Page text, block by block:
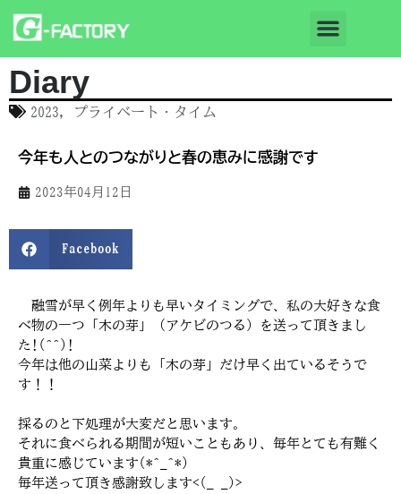
Diary
2023, プライベート・タイム
今年も人とのつながりと春の恵みに感謝です
2023年04月12日
Facebook
融雪が早く例年よりも早いタイミングで、私の大好きな食
べ物の一つ「木の芽」（アケビのつる）を送って頂きまし
た!(^^)!
今年は他の山菜よりも「木の芽」だけ早く出ているそうで
す！！
採るのと下処理が大変だと思います。
それに食べられる期間が短いこともあり、毎年とても有難く
貴重に感じています(*^_^*)
毎年送って頂き感謝致します<(_ _)>